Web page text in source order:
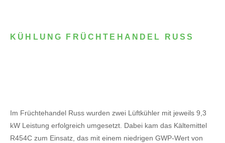
KÜHLUNG FRÜCHTEHANDEL RUSS
Im Früchtehandel Russ wurden zwei Lüftkühler mit jeweils 9,3
kW Leistung erfolgreich umgesetzt. Dabei kam das Kältemittel
R454C zum Einsatz, das mit einem niedrigen GWP-Wert von